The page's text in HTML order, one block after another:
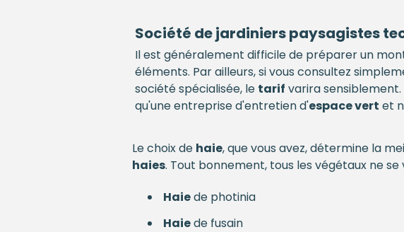
Société de jardiniers paysagistes
Il est généralement difficile de préparer un
éléments. Par ailleurs, si vous consultez
société spécialisée, le tarif varira sensiblement.
qu'une entreprise d'entretien d'espace vert et
Le choix de haie, que vous avez, détermine la
haies. Tout bonnement, tous les végétaux ne se
Haiede photinia
Haiede fusain